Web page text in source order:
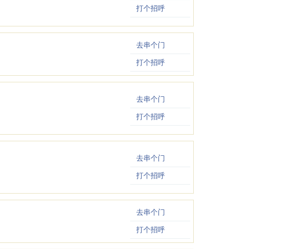
打个招呼
去串个门
打个招呼
去串个门
打个招呼
去串个门
打个招呼
去串个门
打个招呼